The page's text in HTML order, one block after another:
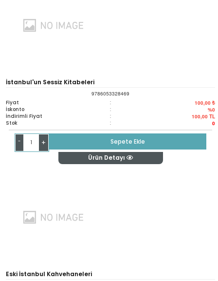
İstanbul'un Sessiz Kitabeleri
9786053328469
Fiyat : 100,00 ₺
İskonto : %0
İndirimli Fiyat : 100,00 TL
Stok : 0
- +
Sepete Ekle
Ürün Detayı
Eski İstanbul Kahvehaneleri